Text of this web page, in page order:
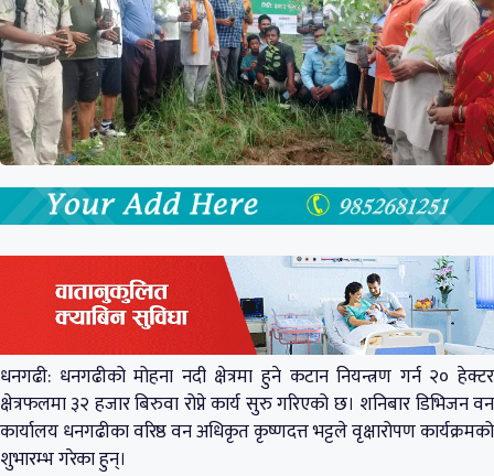
धनगढी: धनगढीको मोहना नदी क्षेत्रमा हुने कटान नियन्त्रण गर्न २० हेक्टर
क्षेत्रफलमा ३२ हजार बिरुवा रोप्ने कार्य सुरु गरिएको छ। शनिबार डिभिजन वन
कार्यालय धनगढीका वरिष्ठ वन अधिकृत कृष्णदत्त भट्टले वृक्षारोपण कार्यक्रमको
शुभारम्भ गरेका हुन्।